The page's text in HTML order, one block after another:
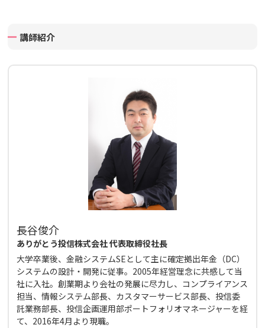
講師紹介
長谷俊介
ありがとう投信株式会社 代表取締役社長
大学卒業後、金融システムSEとして主に確定拠出年金（DC）
システムの設計・開発に従事。2005年経営理念に共感して当
社に入社。創業期より会社の発展に尽力し、コンプライアンス
担当、情報システム部長、カスタマーサービス部長、投信委
託業務部長、投信企画運用部ポートフォリオマネージャーを経
て、2016年4月より現職。